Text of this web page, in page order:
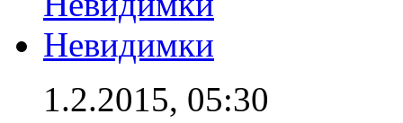
Невидимки
1.2.2015, 05:30